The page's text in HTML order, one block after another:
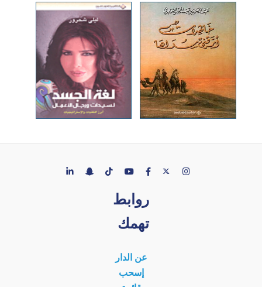
روابط
تهمك
عن الدار
إسحب